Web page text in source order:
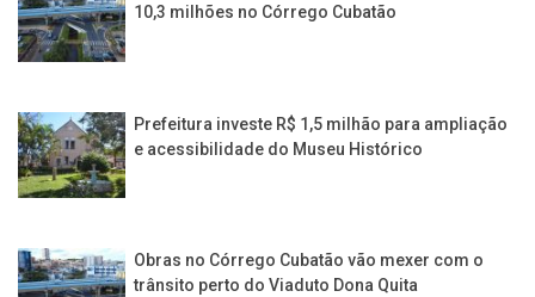
10,3 milhões no Córrego Cubatão
Prefeitura investe R$ 1,5 milhão para ampliação
e acessibilidade do Museu Histórico
Obras no Córrego Cubatão vão mexer com o
trânsito perto do Viaduto Dona Quita